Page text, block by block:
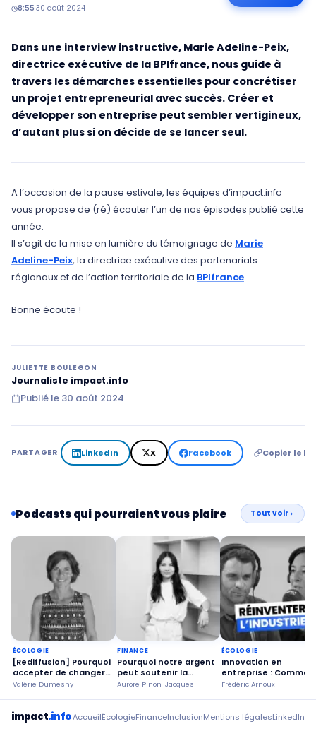
8:55·30 août 2024
Dans une interview instructive, Marie Adeline-Peix,
directrice exécutive de la BPIfrance, nous guide à
travers les démarches essentielles pour concrétiser
un projet entrepreneurial avec succès. Créer et
développer son entreprise peut sembler vertigineux,
d’autant plus si on décide de se lancer seul.
A l’occasion de la pause estivale, les équipes d’impact.info
vous propose de (ré) écouter l’un de nos épisodes publié cette
année.
Il s’agit de la mise en lumière du témoignage de Marie
Adeline-Peix, la directrice exécutive des partenariats
régionaux et de l’action territoriale de la BPIfrance.
Bonne écoute !
JULIETTE BOULEGON
Journaliste impact.info
Publié le 30 août 2024
PARTAGER LinkedIn X Facebook Copier le
Podcasts qui pourraient vous plaire Tout voir
ÉCOLOGIE
[Rediffusion] Pourquoi
accepter de changer
ses habitudes ?
Valérie Dumesny
FINANCE
Pourquoi notre argent
peut soutenir la
transition écologique ?
Aurore Pinon-Jacques
ÉCOLOGIE
Innovation en
entreprise :
remettre les
Frédéric Arnoux
impact.infoAccueilÉcologieFinanceInclusionMentions légalesLinkedIn